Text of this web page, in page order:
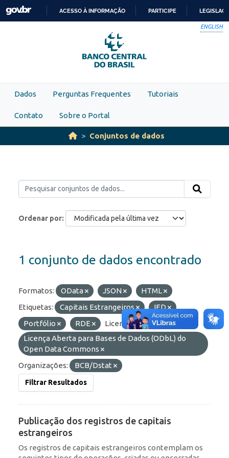
Skip to main content
PARA
O
CONTEÚDO
ACESSO À INFORMAÇÃO PARTICIPE
ENGLISH
Dados Perguntas Frequentes Tutoriais
Contato Sobre o Portal
Conjuntos de dados
Ordenar por
1 conjunto de dados encontrado
Formatos: OData JSON
HTML
Etiquetas:
Capitais Estrangeiros
IED
Portfólio
RDE
Licenças:
Licença Aberta para Bases de Dados (ODbL) do
Open Data Commons
Organizações:
BCB/Dstat
Filtrar Resultados
Publicação dos registros de capitais
estrangeiros
Os registros de capitais estrangeiros contemplam os